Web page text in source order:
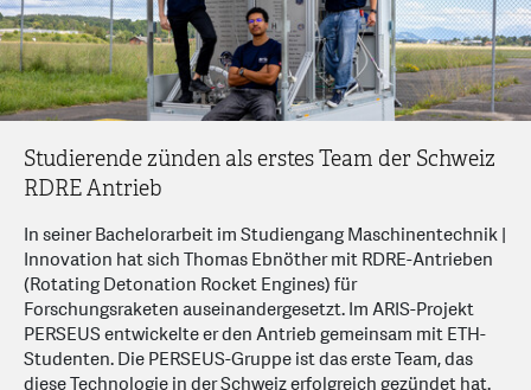
Studierende zünden als erstes Team der Schweiz
RDRE Antrieb
In seiner Bachelorarbeit im Studiengang Maschinentechnik |
Innovation hat sich Thomas Ebnöther mit RDRE-Antrieben
(Rotating Detonation Rocket Engines) für
Forschungsraketen auseinandergesetzt. Im ARIS-Projekt
PERSEUS entwickelte er den Antrieb gemeinsam mit ETH-
Studenten. Die PERSEUS-Gruppe ist das erste Team, das
diese Technologie in der Schweiz erfolgreich gezündet hat.